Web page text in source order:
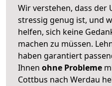
Wir verstehen, dass der
stressig genug ist, und
helfen, sich keine
machen zu müssen.
haben garantiert
Ihnen ohne Probleme
Cottbus nach Werdau